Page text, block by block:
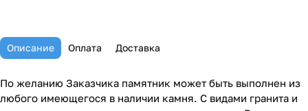
Описание Оплата Доставка
По желанию Заказчика памятник может быть выполнен из
любого имеющегося в наличии камня. С видами гранита и